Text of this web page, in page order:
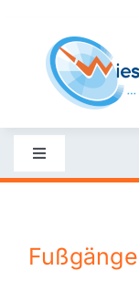
content
Toggle
Navigation
Nachrichten